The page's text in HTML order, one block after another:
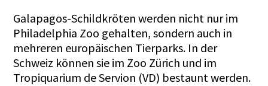
Galapagos-Schildkröten werden nicht nur im
Philadelphia Zoo gehalten, sondern auch in
mehreren europäischen Tierparks. In der
Schweiz können sie im Zoo Zürich und im
Tropiquarium de Servion (VD) bestaunt werden.